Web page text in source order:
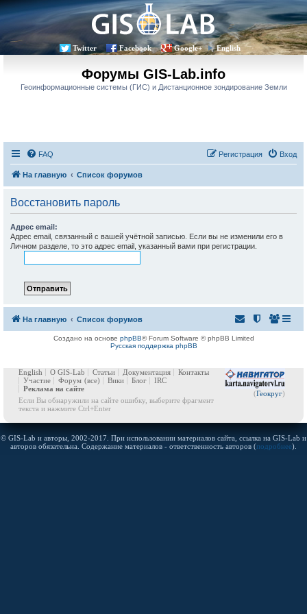
Twitter Facebook Google+ English
Форумы GIS-Lab.info
Геоинформационные системы (ГИС) и Дистанционное зондирование Земли
FAQ Вход
Регистрация
На главную Список форумов
Восстановить пароль
Адрес email:
Адрес email, связанный с вашей учётной записью. Если вы не изменили его в
Личном разделе, то это адрес email, указанный вами при регистрации.
На главную Список форумов
Создано на основе phpBB® Forum Software © phpBB Limited
Русская поддержка phpBB
(Геокруг)
English О GIS-Lab Статьи Документация
Контакты
Участие
Форум (все) Вики Блог
IRC
Реклама на сайте
Если Вы обнаружили на сайте ошибку, выберите фрагмент
текста и нажмите Ctrl+Enter
© GIS-Lab и авторы, 2002-2017. При использовании материалов сайта, ссылка на GIS-Lab и
авторов обязательна. Содержание материалов - ответственность авторов (подробнее).